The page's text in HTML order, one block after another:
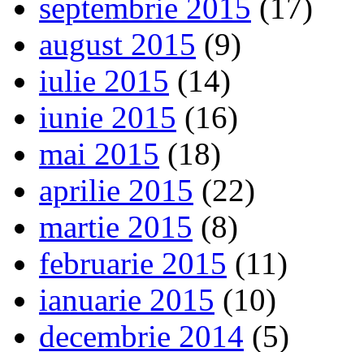
septembrie 2015 (17)
august 2015 (9)
iulie 2015 (14)
iunie 2015 (16)
mai 2015 (18)
aprilie 2015 (22)
martie 2015 (8)
februarie 2015 (11)
ianuarie 2015 (10)
decembrie 2014 (5)